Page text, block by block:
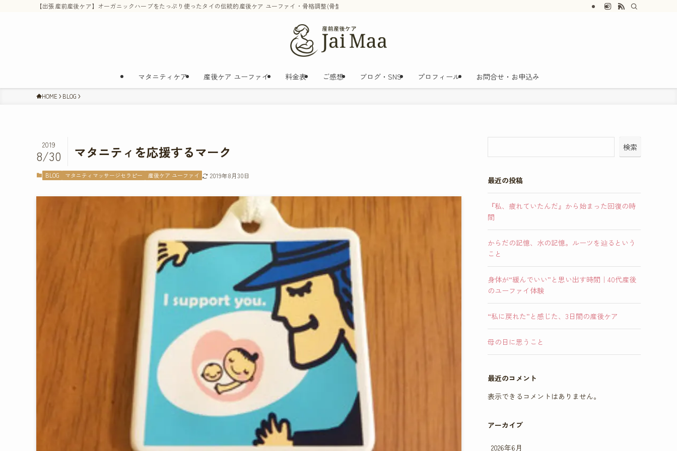
【出張産前産後ケア】オーガニックハーブをたっぷり使ったタイの伝統的産後ケア ユーファイ・骨格調整(骨盤矯正)・マッサージセラピーを融合した集中産後ケアを提供。温熱療法で悪露の排泄を促し、子宮復古へ。腰痛、肩
マタニティケア 産後ケア ユーファイ 料金表 ご感想 ブログ・SNS プロフィール お問合せ・お申込み
HOME BLOG
マタニティを応援するマーク
2019
8/30
BLOG マタニティマッサージセラピー 産後ケア ユーファイ 2019年8月30日
検索
最近の投稿
『私、疲れていたんだ』から始まった回復の時
間
からだの記憶、水の記憶。ルーツを辿るという
こと
身体が“緩んでいい”と思い出す時間｜40代産後
のユーファイ体験
“私に戻れた”と感じた、3日間の産後ケア
母の日に思うこと
最近のコメント
表示できるコメントはありません。
アーカイブ
2026年6月